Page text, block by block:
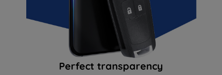
Perfect transparency